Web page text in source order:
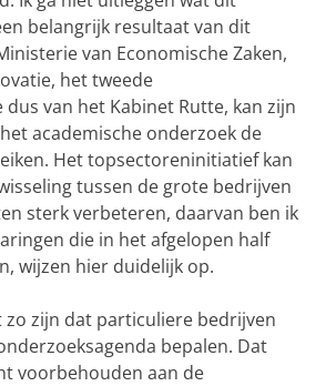
belangrijk resultaat van dit
van Economische Zaken,
het tweede
van het Kabinet Rutte, kan zijn
academische onderzoek de
Het topsectoreninitiatief kan
tussen de grote bedrijven
sterk verbeteren, daarvan ben ik
die in het afgelopen half
wijzen hier duidelijk op.
zo zijn dat particuliere bedrijven
bepalen. Dat
voorbehouden aan de